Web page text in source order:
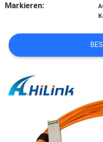
NEUIGKEITEN
BITTE UM
EIN
SITEMAP
Markieren: